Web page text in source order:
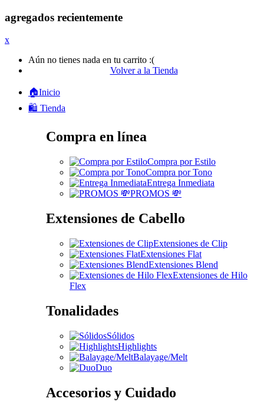
agregados recientemente
x
Aún no tienes nada en tu carrito :(
Volver a la Tienda
🏠Inicio
🛍️ Tienda
Compra en línea
Compra por Estilo
Compra por Tono
Entrega Inmediata
PROMOS 💸
Extensiones de Cabello
Extensiones de Clip
Extensiones Flat
Extensiones Blend
Extensiones de Hilo
Flex
Tonalidades
Sólidos
Highlights
Balayage/Melt
Duo
Accesorios y Cuidado